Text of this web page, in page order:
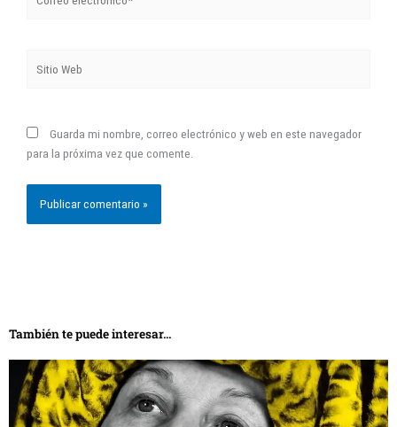
electrónico*
Web
Guarda mi nombre, correo electrónico y web en este navegador
para la próxima vez que comente.
También te puede interesar...